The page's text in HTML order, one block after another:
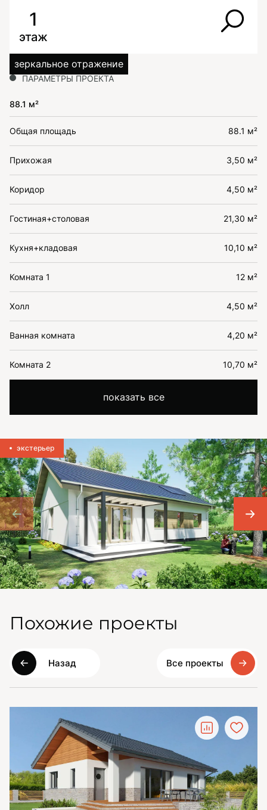
1
этаж
зеркальное отражение
ПАРАМЕТРЫ ПРОЕКТА
88.1 м²
Общая площадь 88.1 м²
Прихожая 3,50 м²
Коридор 4,50 м²
Гостиная+столовая 21,30 м²
Кухня+кладовая 10,10 м²
Комната 1 12 м²
Холл 4,50 м²
Ванная комната 4,20 м²
Комната 2 10,70 м²
показать все
экстерьер
Похожие проекты
Назад Все проекты